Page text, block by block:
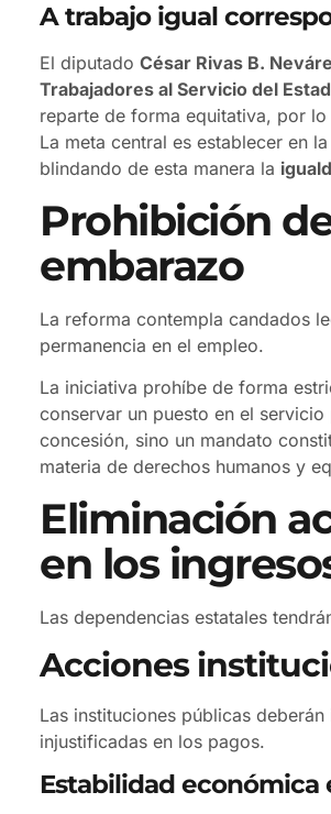
A trabajo igual
El diputado César Rivas B.
Trabajadores al Servicio del
reparte de forma equitativa, por
La meta central es establecer en
blindando de esta manera la
Prohibición
embarazo
La reforma contempla candados
permanencia en el empleo.
La iniciativa prohíbe de forma
conservar un puesto en el
concesión, sino un mandato
materia de derechos humanos y
Eliminación
en los
Las dependencias estatales
Acciones
Las instituciones públicas
injustificadas en los pagos.
Estabilidad económica